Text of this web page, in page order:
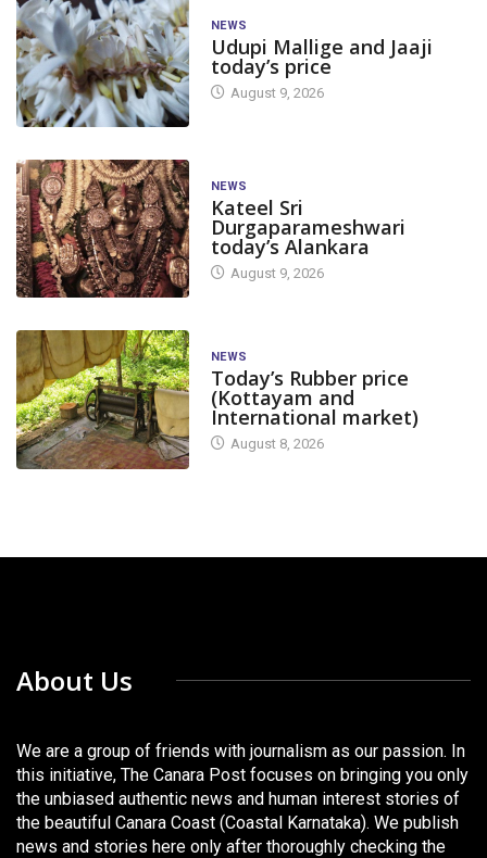
NEWS
Udupi Mallige and Jaaji
today’s price
August 9, 2026
NEWS
Kateel Sri
Durgaparameshwari
today’s Alankara
August 9, 2026
NEWS
Today’s Rubber price
(Kottayam and
International market)
August 8, 2026
About Us
We are a group of friends with journalism as our passion. In
this initiative, The Canara Post focuses on bringing you only
the unbiased authentic news and human interest stories of
the beautiful Canara Coast (Coastal Karnataka). We publish
news and stories here only after thoroughly checking the